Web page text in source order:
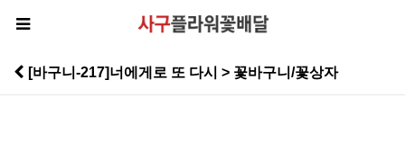
[바구니-217]너에게로 또 다시 > 꽃바구니/꽃상자